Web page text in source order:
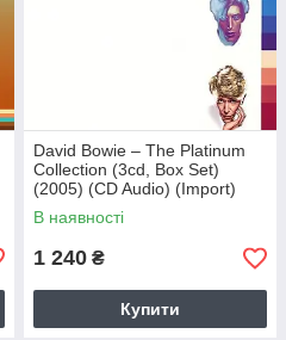
David Bowie – The Platinum
Collection (3cd, Box Set)
(2005) (CD Audio) (Import)
В наявності
1 240 ₴
Купити